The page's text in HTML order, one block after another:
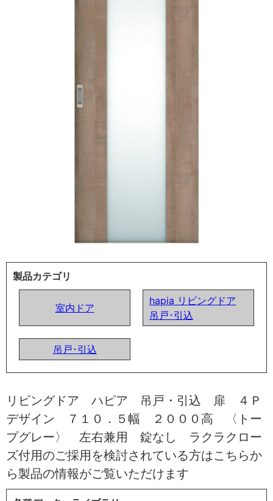
製品カテゴリ
室内ドア
hapia リビングドア
吊戸･引込
吊戸･引込
リビングドア ハピア 吊戸・引込 扉 ４Ｐ
デザイン ７１０．５幅 ２０００高 〈トー
プグレー〉 左右兼用 錠なし ラクラクロー
ズ付用のご採用を検討されている方はこちらか
ら製品の情報がご覧いただけます